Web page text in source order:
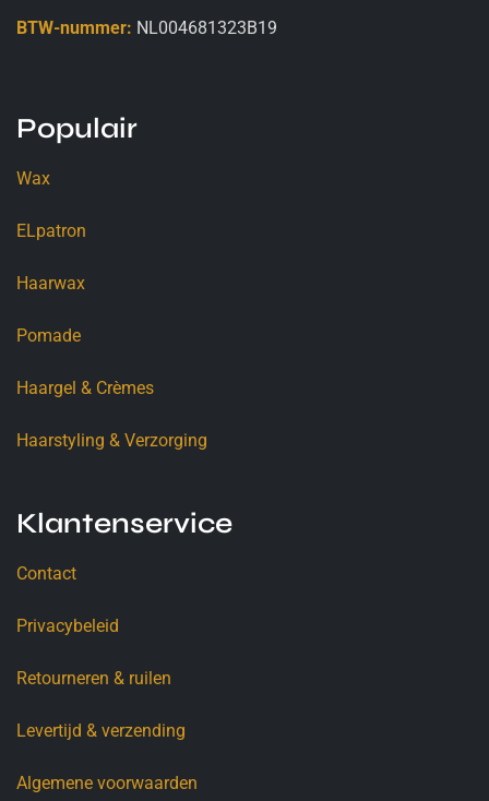
BTW-nummer: NL004681323B19
Populair
Wax
ELpatron
Haarwax
Pomade
Haargel & Crèmes
Haarstyling & Verzorging
Klantenservice
Contact
Privacybeleid
Retourneren & ruilen
Levertijd & verzending
Algemene voorwaarden